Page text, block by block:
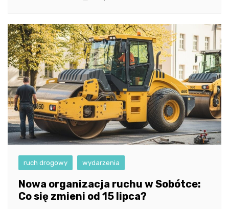
ruch drogowy wydarzenia
Nowa organizacja ruchu w Sobótce:
Co się zmieni od 15 lipca?